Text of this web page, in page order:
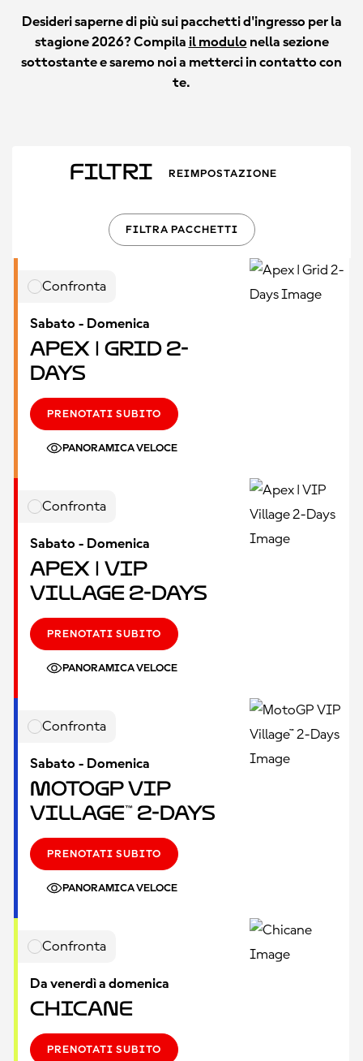
Desideri saperne di più sui pacchetti d'ingresso per la
stagione 2026? Compila il modulo nella sezione
sottostante e saremo noi a metterci in contatto con
te.
Filtri REIMPOSTAZIONE
FILTRA PACCHETTI
Confronta
Sabato - Domenica
Apex | Grid 2-
Days
PRENOTATI SUBITO
PANORAMICA VELOCE
Confronta
Sabato - Domenica
Apex | VIP
Village 2-Days
PRENOTATI SUBITO
PANORAMICA VELOCE
Confronta
Sabato - Domenica
MotoGP VIP
Village™ 2-Days
PRENOTATI SUBITO
PANORAMICA VELOCE
Confronta
Da venerdì a domenica
Chicane
PRENOTATI SUBITO